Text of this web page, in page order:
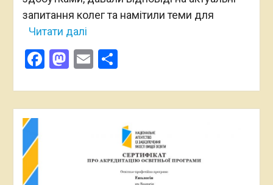
запитання колег та намітили теми для
Читати далі
Facebook
Mastodon
EmailПоділитися